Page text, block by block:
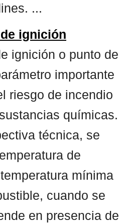
...
ignición
ignición o punto de
importante
riesgo de incendio
químicas.
técnica, se
de
mínima
cuando se
en presencia de